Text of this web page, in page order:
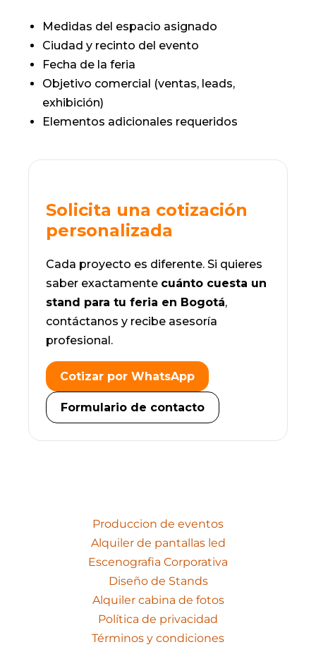
Produccion de eventos
Alquiler de pantallas led
Escenografia Corporativa
Diseño de Stands
Alquiler cabina de fotos
Política de privacidad
Términos y condiciones